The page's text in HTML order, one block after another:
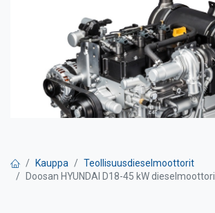
Kauppa
Teollisuusdieselmoottorit
Doosan HYUNDAI D18-45 kW dieselmoottori